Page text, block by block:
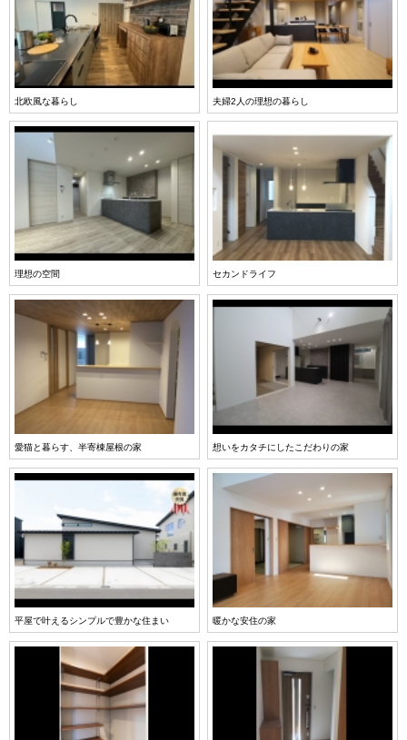
北欧風な暮らし 夫婦2人の理想の暮らし
理想の空間 セカンドライフ
愛猫と暮らす、半寄棟屋根の家 想いをカタチにしたこだわりの家
平屋で叶えるシンプルで豊かな住まい 暖かな安住の家